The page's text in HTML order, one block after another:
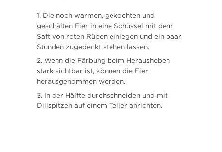
Die noch warmen, gekochten und
geschälten Eier in eine Schüssel mit dem
Saft von roten Rüben einlegen und ein paar
Stunden zugedeckt stehen lassen.
Wenn die Färbung beim Herausheben
stark sichtbar ist, können die Eier
herausgenommen werden.
In der Hälfte durchschneiden und mit
Dillspitzen auf einem Teller anrichten.